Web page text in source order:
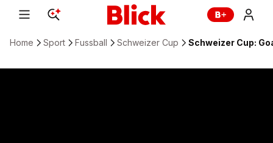
Home Sport Fussball Schweizer Cup Schweizer Cup: